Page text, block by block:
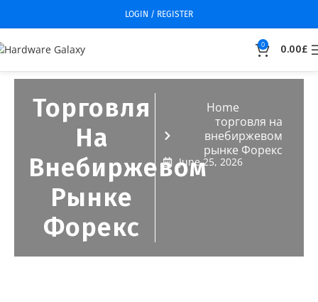
LOGIN / REGISTER
0 0.00£
Торговля
На
Внебиржевом
Рынке
Форекс
Home
торговля на
внебиржевом
рынке Форекс
June 25, 2026